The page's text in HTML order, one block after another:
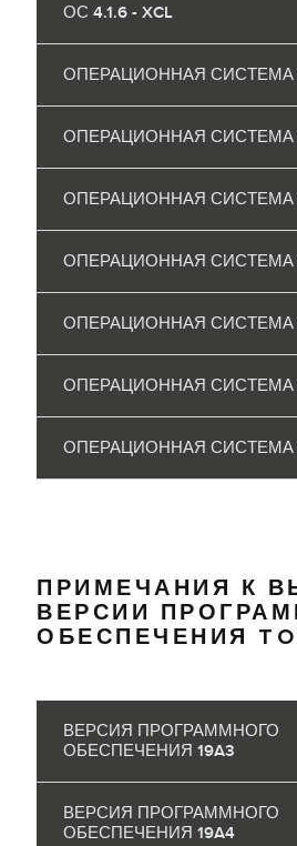
ОС 4.1.6 - XCL
ОПЕРАЦИОННАЯ СИСТЕМА
ОПЕРАЦИОННАЯ СИСТЕМА
ОПЕРАЦИОННАЯ СИСТЕМА
ОПЕРАЦИОННАЯ СИСТЕМА
ОПЕРАЦИОННАЯ СИСТЕМА
ОПЕРАЦИОННАЯ СИСТЕМА
ОПЕРАЦИОННАЯ СИСТЕМА
ПРИМЕЧАНИЯ К
ВЕРСИИ
ОБЕСПЕЧЕНИЯ
ВЕРСИЯ ПРОГРАММНОГО
ОБЕСПЕЧЕНИЯ 19A3
ВЕРСИЯ ПРОГРАММНОГО
ОБЕСПЕЧЕНИЯ 19A4